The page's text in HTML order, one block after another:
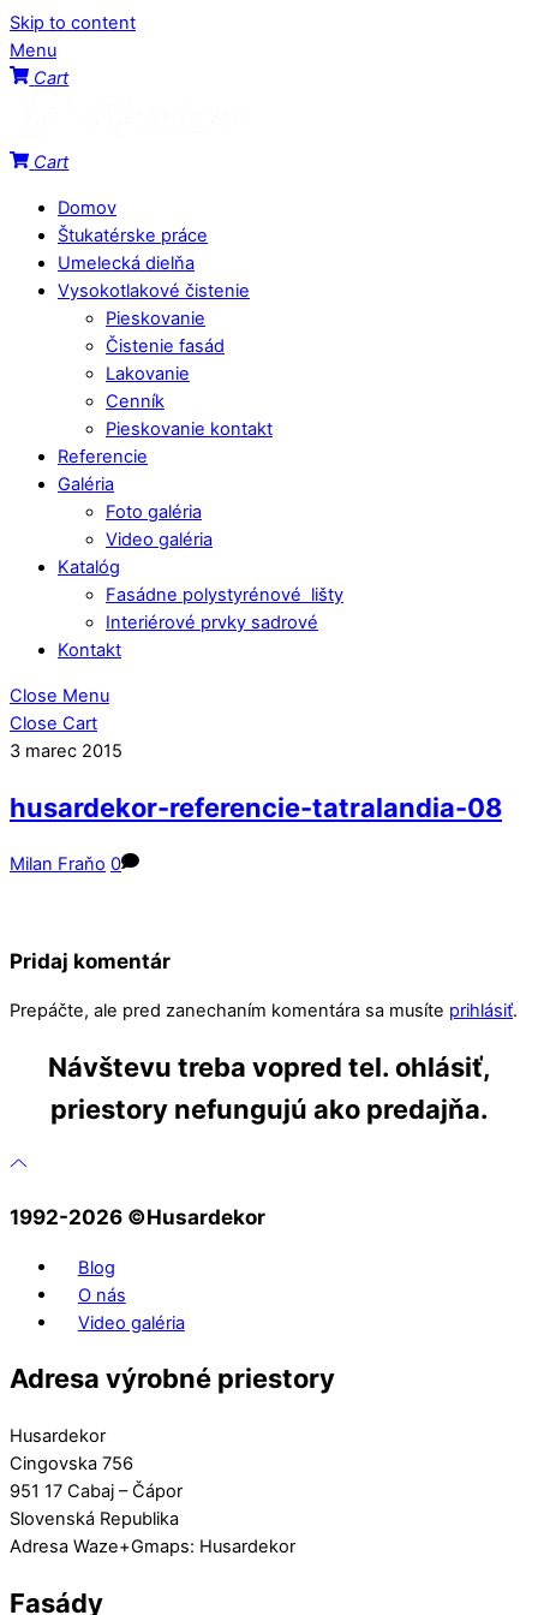
Skip to content
Menu
Cart
Cart
Domov
Štukatérske práce
Umelecká dielňa
Vysokotlakové čistenie
Pieskovanie
Čistenie fasád
Lakovanie
Cenník
Pieskovanie kontakt
Referencie
Galéria
Foto galéria
Video galéria
Katalóg
Fasádne polystyrénové lišty
Interiérové prvky sadrové
Kontakt
Close Menu
Close Cart
3 marec 2015
husardekor-referencie-tatralandia-08
Milan Fraňo 0
Pridaj komentár
Prepáčte, ale pred zanechaním komentára sa musíte prihlásiť.
Návštevu treba vopred tel. ohlásiť,
priestory nefungujú ako predajňa.
1992-2026 ©️Husardekor
Blog
O nás
Video galéria
Adresa výrobné priestory
Husardekor
Cingovska 756
951 17 Cabaj – Čápor
Slovenská Republika
Adresa Waze+Gmaps: Husardekor
Fasády